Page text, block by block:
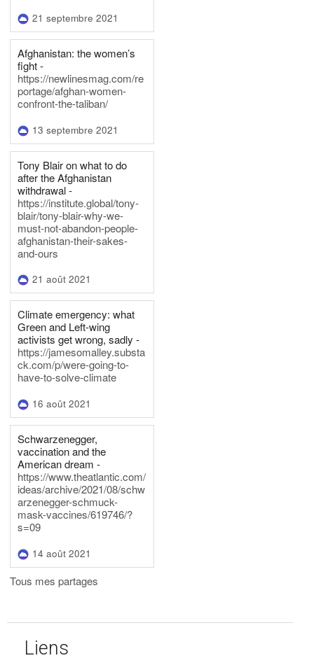
21 septembre 2021
Afghanistan: the women’s
fight -
https://newlinesmag.com/re
portage/afghan-women-
confront-the-taliban/
13 septembre 2021
Tony Blair on what to do
after the Afghanistan
withdrawal -
https://institute.global/tony-
blair/tony-blair-why-we-
must-not-abandon-people-
afghanistan-their-sakes-
and-ours
21 août 2021
Climate emergency: what
Green and Left-wing
activists get wrong, sadly -
https://jamesomalley.substa
ck.com/p/were-going-to-
have-to-solve-climate
16 août 2021
Schwarzenegger,
vaccination and the
American dream -
https://www.theatlantic.com/
ideas/archive/2021/08/schw
arzenegger-schmuck-
mask-vaccines/619746/?
s=09
14 août 2021
Tous mes partages
Liens